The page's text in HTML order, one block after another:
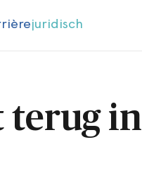
juridisch
terug in